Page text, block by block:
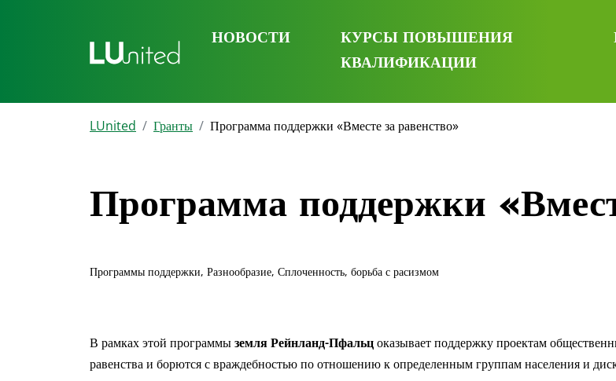
НОВОСТИ
КУРСЫ ПОВЫШЕНИЯ
КВАЛИФИКАЦИИ
LUnited Гранты Программа поддержки «Вместе за равенство»
Программа поддержки
Программы поддержки, Разнообразие, Сплоченность, борьба с расизмом
В рамках этой программыземля Рейнланд-Пфальцоказывает поддержку проектам
равенства и борются с враждебностью по отношению к определенным группам населения и